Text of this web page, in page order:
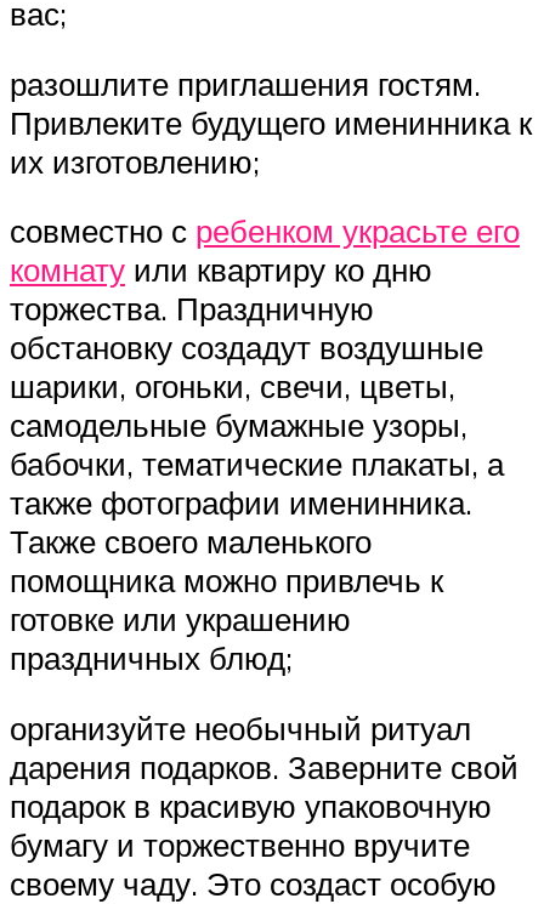
вас;
разошлите приглашения гостям.
Привлеките будущего именинника к
их изготовлению;
совместно с ребенком украсьте его
комнату или квартиру ко дню
торжества. Праздничную
обстановку создадут воздушные
шарики, огоньки, свечи, цветы,
самодельные бумажные узоры,
бабочки, тематические плакаты, а
также фотографии именинника.
Также своего маленького
помощника можно привлечь к
готовке или украшению
праздничных блюд;
организуйте необычный ритуал
дарения подарков. Заверните свой
подарок в красивую упаковочную
бумагу и торжественно вручите
своему чаду. Это создаст особую